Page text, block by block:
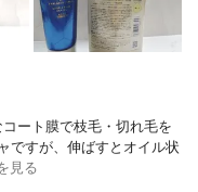
ート膜で枝毛・切れ毛を
ですが、伸ばすとオイル状
見る